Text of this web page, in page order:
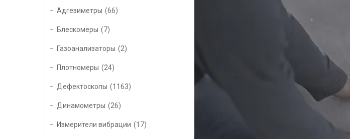
Адгезиметры 66
Блескомеры 7
Газоанализаторы 2
Плотномеры 24
Дефектоскопы 1163
Динамометры 26
Измерители вибрации 17